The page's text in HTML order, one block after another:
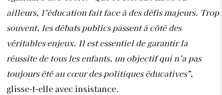
ailleurs, l’éducation fait face à des défis majeurs. Trop
souvent, les débats publics passent à côté des
véritables enjeux. Il est essentiel de garantir la
réussite de tous les enfants, un objectif qui n’a pas
toujours été au cœur des politiques éducatives”,
glisse-t-elle avec insistance.